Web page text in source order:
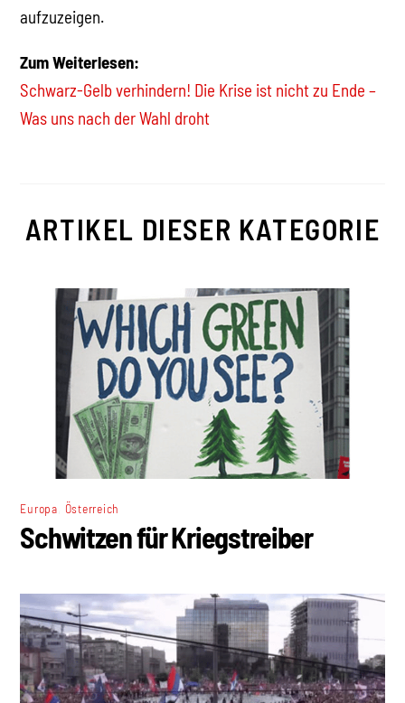
aufzuzeigen.
Zum Weiterlesen:
Schwarz-Gelb verhindern! Die Krise ist nicht zu Ende –
Was uns nach der Wahl droht
ARTIKEL DIESER KATEGORIE
Europa Österreich
Schwitzen für Kriegstreiber